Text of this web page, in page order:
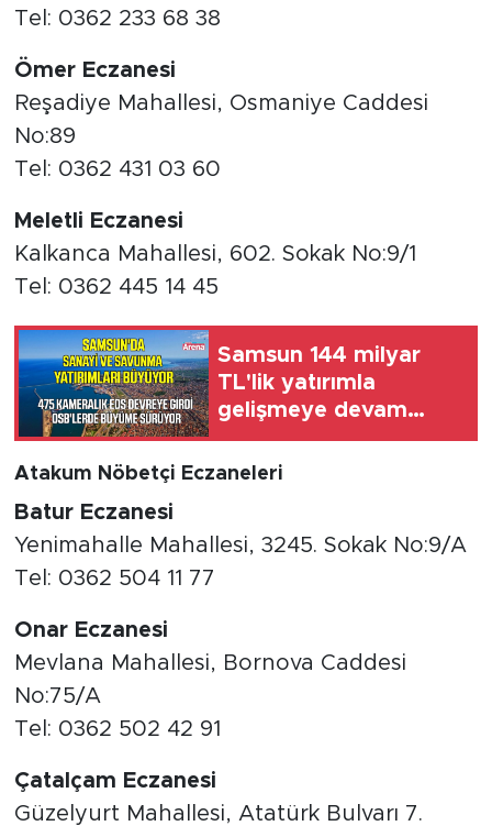
Tel: 0362 233 68 38
Ömer Eczanesi
Reşadiye Mahallesi, Osmaniye Caddesi
No:89
Tel: 0362 431 03 60
Meletli Eczanesi
Kalkanca Mahallesi, 602. Sokak No:9/1
Tel: 0362 445 14 45
Samsun 144 milyar
TL'lik yatırımla
gelişmeye devam
ediyor
Atakum Nöbetçi Eczaneleri
Batur Eczanesi
Yenimahalle Mahallesi, 3245. Sokak No:9/A
Tel: 0362 504 11 77
Onar Eczanesi
Mevlana Mahallesi, Bornova Caddesi
No:75/A
Tel: 0362 502 42 91
Çatalçam Eczanesi
Güzelyurt Mahallesi, Atatürk Bulvarı 7.